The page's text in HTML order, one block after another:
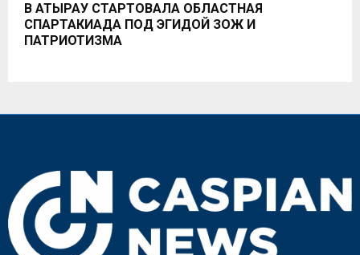
В АТЫРАУ СТАРТОВАЛА ОБЛАСТНАЯ
СПАРТАКИАДА ПОД ЭГИДОЙ ЗОЖ И
ПАТРИОТИЗМА